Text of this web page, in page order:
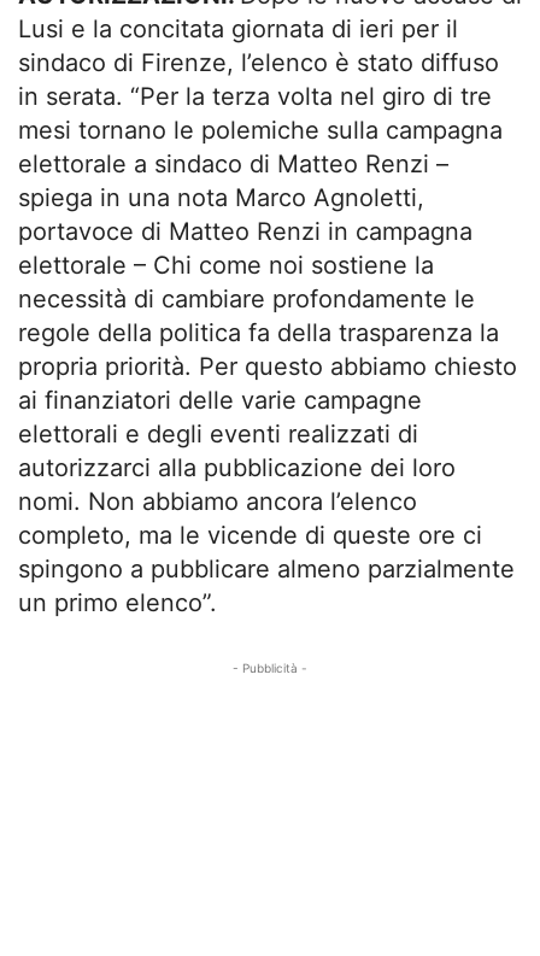
Lusi e la concitata giornata di ieri per il
sindaco di Firenze, l’elenco è stato diffuso
in serata. “Per la terza volta nel giro di tre
mesi tornano le polemiche sulla campagna
elettorale a sindaco di Matteo Renzi –
spiega in una nota Marco Agnoletti,
portavoce di Matteo Renzi in campagna
elettorale – Chi come noi sostiene la
necessità di cambiare profondamente le
regole della politica fa della trasparenza la
propria priorità. Per questo abbiamo chiesto
ai finanziatori delle varie campagne
elettorali e degli eventi realizzati di
autorizzarci alla pubblicazione dei loro
nomi. Non abbiamo ancora l’elenco
completo, ma le vicende di queste ore ci
spingono a pubblicare almeno parzialmente
un primo elenco”.
- Pubblicità -